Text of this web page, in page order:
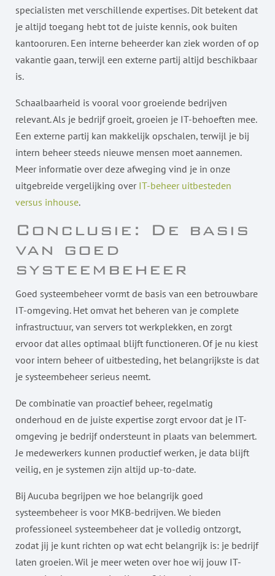
specialisten met verschillende expertises. Dit betekent dat
je altijd toegang hebt tot de juiste kennis, ook buiten
kantooruren. Een interne beheerder kan ziek worden of op
vakantie gaan, terwijl een externe partij altijd beschikbaar
is.
Schaalbaarheid is vooral voor groeiende bedrijven
relevant. Als je bedrijf groeit, groeien je IT-behoeften mee.
Een externe partij kan makkelijk opschalen, terwijl je bij
intern beheer steeds nieuwe mensen moet aannemen.
Meer informatie over deze afweging vind je in onze
uitgebreide vergelijking over IT-beheer uitbesteden
versus inhouse.
Conclusie: De basis
van goed
systeembeheer
Goed systeembeheer vormt de basis van een betrouwbare
IT-omgeving. Het omvat het beheren van je complete
infrastructuur, van servers tot werkplekken, en zorgt
ervoor dat alles optimaal blijft functioneren. Of je nu kiest
voor intern beheer of uitbesteding, het belangrijkste is dat
je systeembeheer serieus neemt.
De combinatie van proactief beheer, regelmatig
onderhoud en de juiste expertise zorgt ervoor dat je IT-
omgeving je bedrijf ondersteunt in plaats van belemmert.
Je medewerkers kunnen productief werken, je data blijft
veilig, en je systemen zijn altijd up-to-date.
Bij Aucuba begrijpen we hoe belangrijk goed
systeembeheer is voor MKB-bedrijven. We bieden
professioneel systeembeheer dat je volledig ontzorgt,
zodat jij je kunt richten op wat echt belangrijk is: je bedrijf
laten groeien. Wil je meer weten over hoe wij jouw IT-